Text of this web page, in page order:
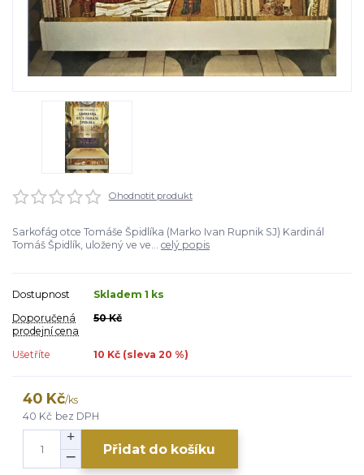
Ohodnotit produkt
Sarkofág otce Tomáše Špidlíka (Marko Ivan Rupnik SJ) Kardinál
Tomáš Špidlík, uložený ve ve... celý popis
Dostupnost
Skladem 1 ks
Doporučená
prodejní cena
50 Kč
Ušetříte 10 Kč (sleva 20 %)
40 Kč/ks
40 Kč bez DPH
Přidat do košíku